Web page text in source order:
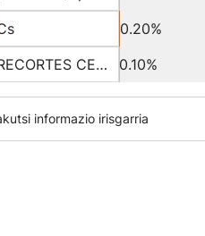
0.20%
RECORTES CERO-LV-GVE
0.10%
informazio irisgarria